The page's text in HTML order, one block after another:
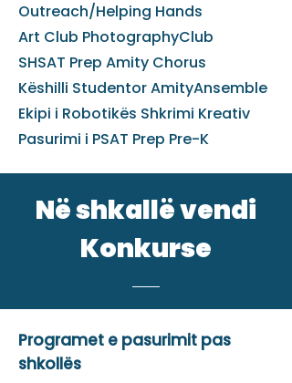
Outreach/Helping Hands
Art Club PhotographyClub
SHSAT Prep Amity Chorus
Këshilli Studentor AmityAnsemble
Ekipi i Robotikës Shkrimi Kreativ
Pasurimi i PSAT Prep Pre-K
Në shkallë vendi
Konkurse
Programet e pasurimit pas
shkollës